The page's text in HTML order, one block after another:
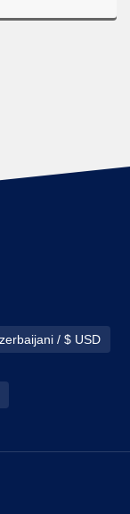
Azerbaijani / $ USD